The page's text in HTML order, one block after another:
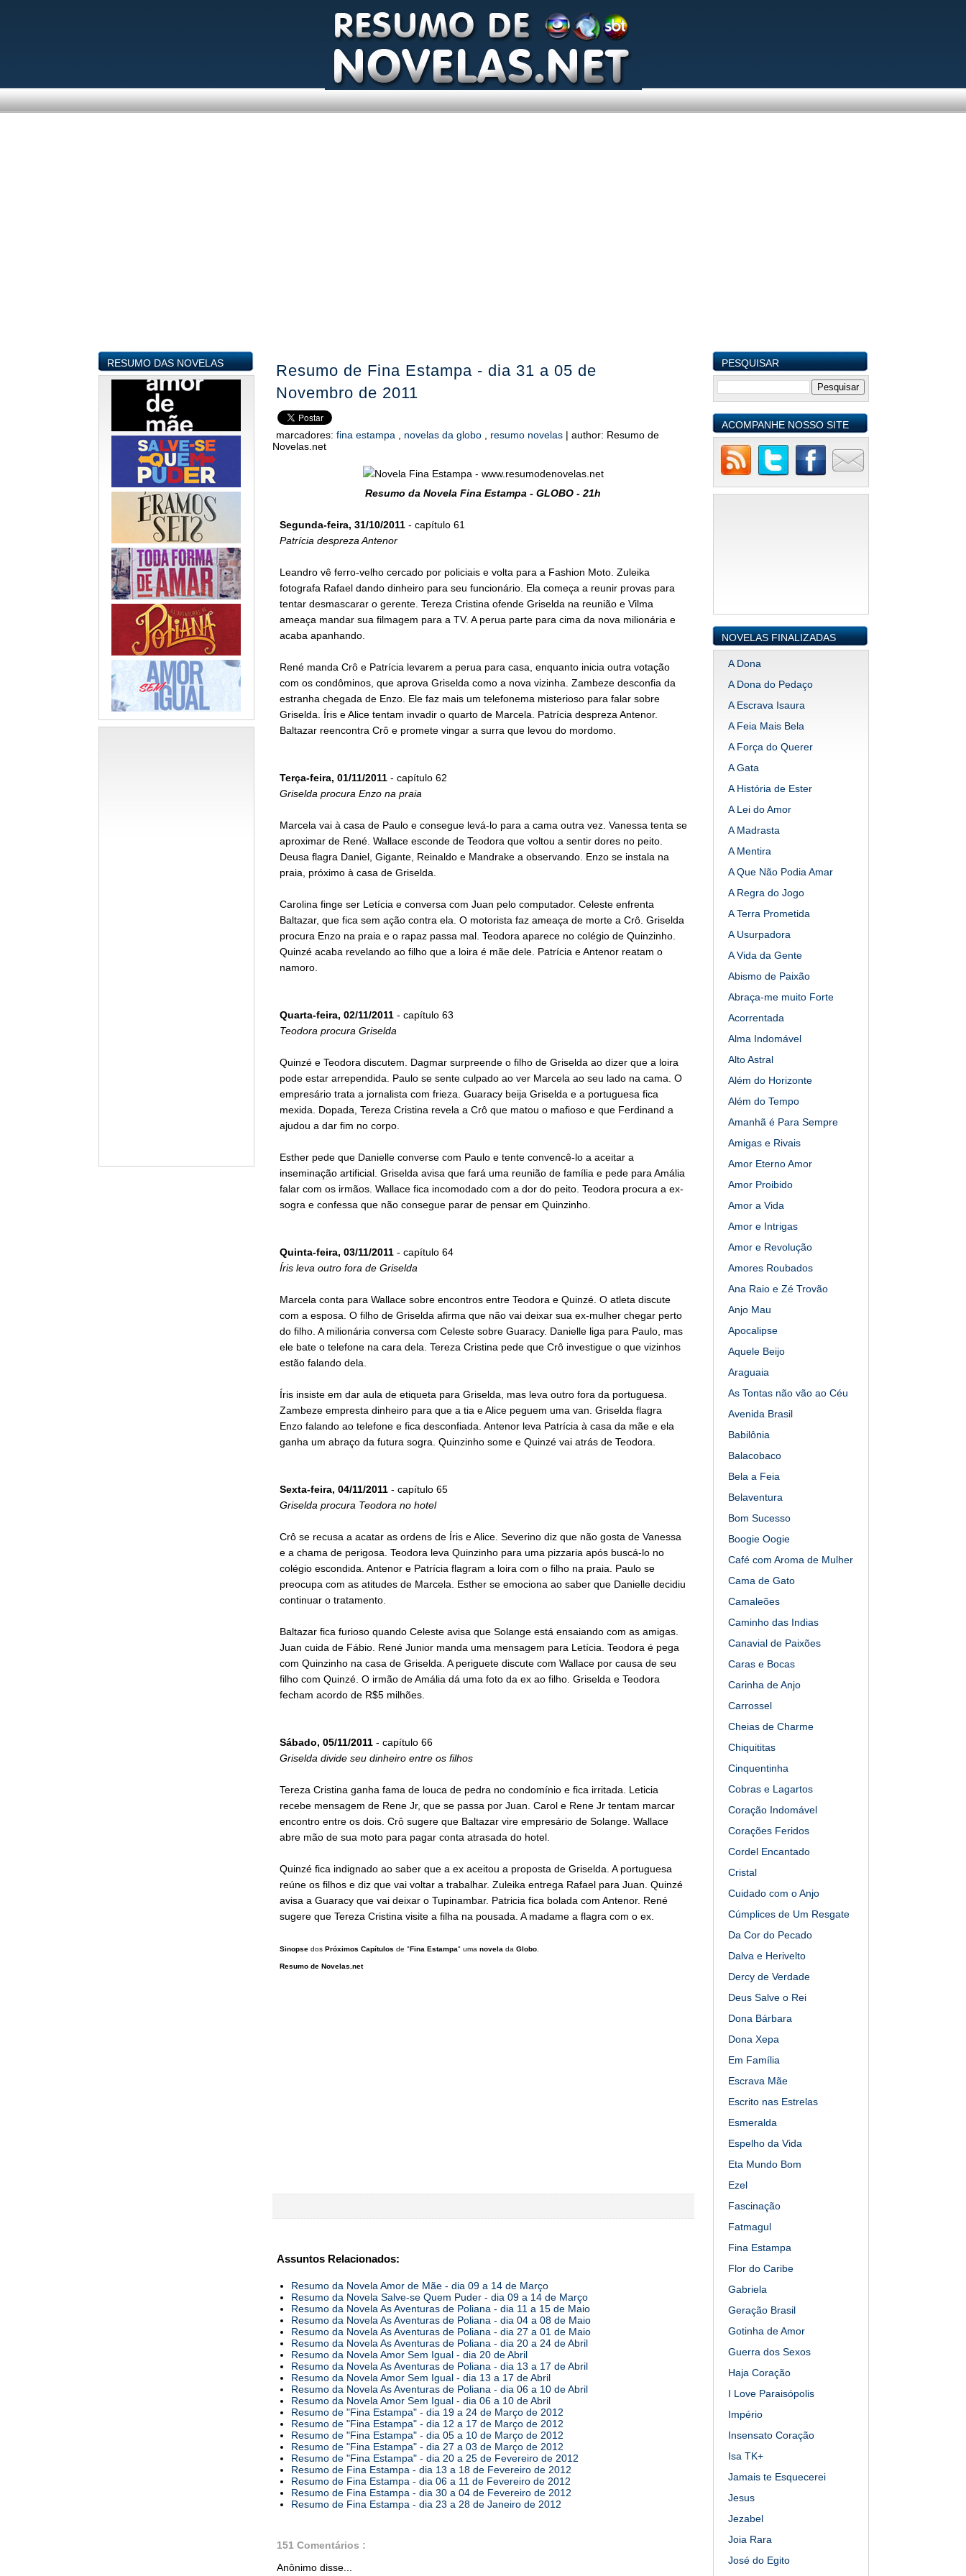
RESUMO DAS NOVELAS
Resumo de Fina Estampa - dia 31 a 05 de
Novembro de 2011
marcadores: fina estampa novelas da globo resumo novelas | author: Resumo de
Novelas.net
Resumo da Novela Fina Estampa - GLOBO - 21h
Segunda-feira, 31/10/2011- capítulo 61
Patrícia despreza Antenor
Leandro vê ferro-velho cercado por policiais e volta para a Fashion Moto. Zuleika
fotografa Rafael dando dinheiro para seu funcionário. Ela começa a reunir provas para
tentar desmascarar o gerente. Tereza Cristina ofende Griselda na reunião e Vilma
ameaça mandar sua filmagem para a TV. A perua parte para cima da nova milionária e
acaba apanhando.
René manda Crô e Patrícia levarem a perua para casa, enquanto inicia outra votação
com os condôminos, que aprova Griselda como a nova vizinha. Zambeze desconfia da
estranha chegada de Enzo. Ele faz mais um telefonema misterioso para falar sobre
Griselda. Íris e Alice tentam invadir o quarto de Marcela. Patrícia despreza Antenor.
Baltazar reencontra Crô e promete vingar a surra que levou do mordomo.
Terça-feira, 01/11/2011- capítulo 62
Griselda procura Enzo na praia
Marcela vai à casa de Paulo e consegue levá-lo para a cama outra vez. Vanessa tenta se
aproximar de René. Wallace esconde de Teodora que voltou a sentir dores no peito.
Deusa flagra Daniel, Gigante, Reinaldo e Mandrake a observando. Enzo se instala na
praia, próximo à casa de Griselda.
Carolina finge ser Letícia e conversa com Juan pelo computador. Celeste enfrenta
Baltazar, que fica sem ação contra ela. O motorista faz ameaça de morte a Crô. Griselda
procura Enzo na praia e o rapaz passa mal. Teodora aparece no colégio de Quinzinho.
Quinzé acaba revelando ao filho que a loira é mãe dele. Patrícia e Antenor reatam o
namoro.
Quarta-feira, 02/11/2011- capítulo 63
Teodora procura Griselda
Quinzé e Teodora discutem. Dagmar surpreende o filho de Griselda ao dizer que a loira
pode estar arrependida. Paulo se sente culpado ao ver Marcela ao seu lado na cama. O
empresário trata a jornalista com frieza. Guaracy beija Griselda e a portuguesa fica
mexida. Dopada, Tereza Cristina revela a Crô que matou o mafioso e que Ferdinand a
ajudou a dar fim no corpo.
Esther pede que Danielle converse com Paulo e tente convencê-lo a aceitar a
inseminação artificial. Griselda avisa que fará uma reunião de família e pede para Amália
falar com os irmãos. Wallace fica incomodado com a dor do peito. Teodora procura a ex-
sogra e confessa que não consegue parar de pensar em Quinzinho.
Quinta-feira, 03/11/2011- capítulo 64
Íris leva outro fora de Griselda
Marcela conta para Wallace sobre encontros entre Teodora e Quinzé. O atleta discute
com a esposa. O filho de Griselda afirma que não vai deixar sua ex-mulher chegar perto
do filho. A milionária conversa com Celeste sobre Guaracy. Danielle liga para Paulo, mas
ele bate o telefone na cara dela. Tereza Cristina pede que Crô investigue o que vizinhos
estão falando dela.
Íris insiste em dar aula de etiqueta para Griselda, mas leva outro fora da portuguesa.
Zambeze empresta dinheiro para que a tia e Alice peguem uma van. Griselda flagra
Enzo falando ao telefone e fica desconfiada. Antenor leva Patrícia à casa da mãe e ela
ganha um abraço da futura sogra. Quinzinho some e Quinzé vai atrás de Teodora.
Sexta-feira, 04/11/2011- capítulo 65
Griselda procura Teodora no hotel
Crô se recusa a acatar as ordens de Íris e Alice. Severino diz que não gosta de Vanessa
e a chama de perigosa. Teodora leva Quinzinho para uma pizzaria após buscá-lo no
colégio escondida. Antenor e Patrícia flagram a loira com o filho na praia. Paulo se
preocupa com as atitudes de Marcela. Esther se emociona ao saber que Danielle decidiu
continuar o tratamento.
Baltazar fica furioso quando Celeste avisa que Solange está ensaiando com as amigas.
Juan cuida de Fábio. René Junior manda uma mensagem para Letícia. Teodora é pega
com Quinzinho na casa de Griselda. A periguete discute com Wallace por causa de seu
filho com Quinzé. O irmão de Amália dá uma foto da ex ao filho. Griselda e Teodora
fecham acordo de R$5 milhões.
Sábado, 05/11/2011- capítulo 66
Griselda divide seu dinheiro entre os filhos
Tereza Cristina ganha fama de louca de pedra no condomínio e fica irritada. Leticia
recebe mensagem de Rene Jr, que se passa por Juan. Carol e Rene Jr tentam marcar
encontro entre os dois. Crô sugere que Baltazar vire empresário de Solange. Wallace
abre mão de sua moto para pagar conta atrasada do hotel.
Quinzé fica indignado ao saber que a ex aceitou a proposta de Griselda. A portuguesa
reúne os filhos e diz que vai voltar a trabalhar. Zuleika entrega Rafael para Juan. Quinzé
avisa a Guaracy que vai deixar o Tupinambar. Patricia fica bolada com Antenor. René
sugere que Tereza Cristina visite a filha na pousada. A madame a flagra com o ex.
Sinopsedos Próximos Capítulos de "Fina Estampa" uma novela da Globo.
Resumo de Novelas.net
Assuntos Relacionados:
Resumo da Novela Amor de Mãe - dia 09 a 14 de Março
Resumo da Novela Salve-se Quem Puder - dia 09 a 14 de Março
Resumo da Novela As Aventuras de Poliana - dia 11 a 15 de Maio
Resumo da Novela As Aventuras de Poliana - dia 04 a 08 de Maio
Resumo da Novela As Aventuras de Poliana - dia 27 a 01 de Maio
Resumo da Novela As Aventuras de Poliana - dia 20 a 24 de Abril
Resumo da Novela Amor Sem Igual - dia 20 de Abril
Resumo da Novela As Aventuras de Poliana - dia 13 a 17 de Abril
Resumo da Novela Amor Sem Igual - dia 13 a 17 de Abril
Resumo da Novela As Aventuras de Poliana - dia 06 a 10 de Abril
Resumo da Novela Amor Sem Igual - dia 06 a 10 de Abril
Resumo de "Fina Estampa" - dia 19 a 24 de Março de 2012
Resumo de "Fina Estampa" - dia 12 a 17 de Março de 2012
Resumo de "Fina Estampa" - dia 05 a 10 de Março de 2012
Resumo de "Fina Estampa" - dia 27 a 03 de Março de 2012
Resumo de "Fina Estampa" - dia 20 a 25 de Fevereiro de 2012
Resumo de Fina Estampa - dia 13 a 18 de Fevereiro de 2012
Resumo de Fina Estampa - dia 06 a 11 de Fevereiro de 2012
Resumo de Fina Estampa - dia 30 a 04 de Fevereiro de 2012
Resumo de Fina Estampa - dia 23 a 28 de Janeiro de 2012
151 Comentários :
Anônimo disse...
PESQUISAR
ACOMPANHE NOSSO SITE
NOVELAS FINALIZADAS
A Dona
A Dona do Pedaço
A Escrava Isaura
A Feia Mais Bela
A Força do Querer
A Gata
A História de Ester
A Lei do Amor
A Madrasta
A Mentira
A Que Não Podia Amar
A Regra do Jogo
A Terra Prometida
A Usurpadora
A Vida da Gente
Abismo de Paixão
Abraça-me muito Forte
Acorrentada
Alma Indomável
Alto Astral
Além do Horizonte
Além do Tempo
Amanhã é Para Sempre
Amigas e Rivais
Amor Eterno Amor
Amor Proibido
Amor a Vida
Amor e Intrigas
Amor e Revolução
Amores Roubados
Ana Raio e Zé Trovão
Anjo Mau
Apocalipse
Aquele Beijo
Araguaia
As Tontas não vão ao Céu
Avenida Brasil
Babilônia
Balacobaco
Bela a Feia
Belaventura
Bom Sucesso
Boogie Oogie
Café com Aroma de Mulher
Cama de Gato
Camaleões
Caminho das Indias
Canavial de Paixões
Caras e Bocas
Carinha de Anjo
Carrossel
Cheias de Charme
Chiquititas
Cinquentinha
Cobras e Lagartos
Coração Indomável
Corações Feridos
Cordel Encantado
Cristal
Cuidado com o Anjo
Cúmplices de Um Resgate
Da Cor do Pecado
Dalva e Herivelto
Dercy de Verdade
Deus Salve o Rei
Dona Bárbara
Dona Xepa
Em Família
Escrava Mãe
Escrito nas Estrelas
Esmeralda
Espelho da Vida
Eta Mundo Bom
Ezel
Fascinação
Fatmagul
Fina Estampa
Flor do Caribe
Gabriela
Geração Brasil
Gotinha de Amor
Guerra dos Sexos
Haja Coração
I Love Paraisópolis
Império
Insensato Coração
Isa TK+
Jamais te Esquecerei
Jesus
Jezabel
Joia Rara
José do Egito